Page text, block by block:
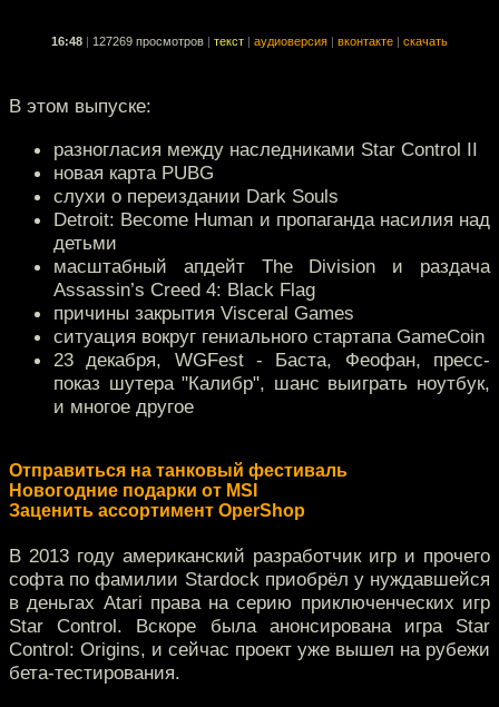
16:48 127269 просмотров текст аудиоверсия вконтакте скачать
В этом выпуске:
разногласия между наследниками Star Control II
новая карта PUBG
слухи о переиздании Dark Souls
Detroit: Become Human и пропаганда насилия над
детьми
масштабный апдейт The Division и раздача
Assassin’s Creed 4: Black Flag
причины закрытия Visceral Games
ситуация вокруг гениального стартапа GameCoin
23 декабря, WGFest - Баста, Феофан, пресс-
показ шутера "Калибр", шанс выиграть ноутбук,
и многое другое
Отправиться на танковый фестиваль
Новогодние подарки от MSI
Заценить ассортимент OperShop
В 2013 году американский разработчик игр и прочего
софта по фамилии Stardock приобрёл у нуждавшейся
в деньгах Atari права на серию приключенческих игр
Star Control. Вскоре была анонсирована игра Star
Control: Origins, и сейчас проект уже вышел на рубежи
бета-тестирования.